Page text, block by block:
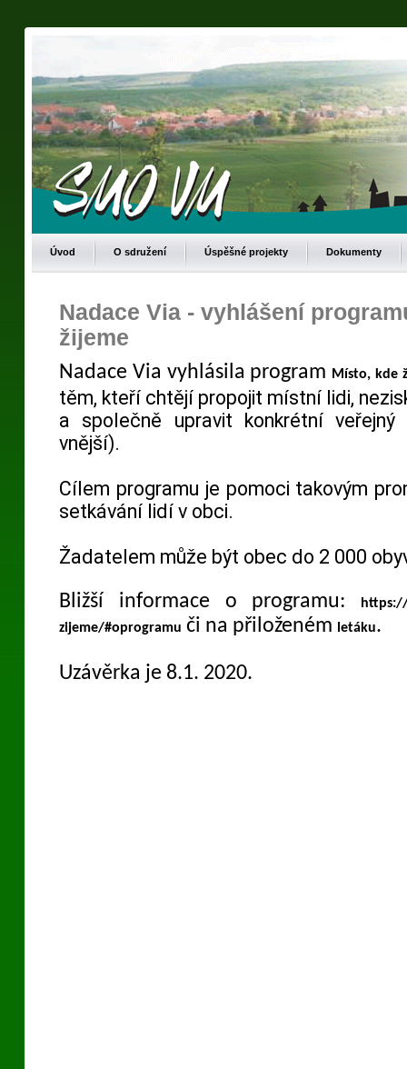
Úvod O sdružení Úspěšné projekty Dokumenty
Nadace Via - vyhlášení
žijeme
Nadace Via vyhlásila program Místo, kde
těm, kteří chtějí propojit místní lidi,
a společně upravit konkrétní
vnější).
Cílem programu je pomoci takovým
setkávání lidí v obci.
Žadatelem může být obec do 2 000
Bližší informace o programu:
zijeme/#oprogramu či na přiloženém letáku.
Uzávěrka je 8.1. 2020.